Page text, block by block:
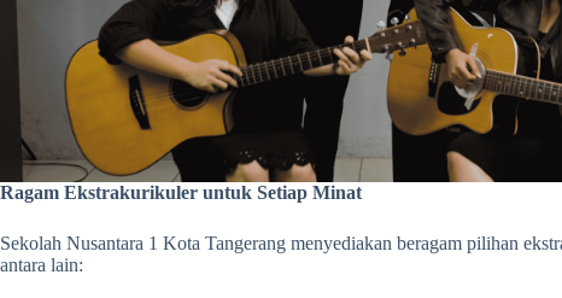
Ragam Ekstrakurikuler untuk Setiap Minat
Sekolah Nusantara 1 Kota Tangerang menyediakan beragam pilihan
antara lain: